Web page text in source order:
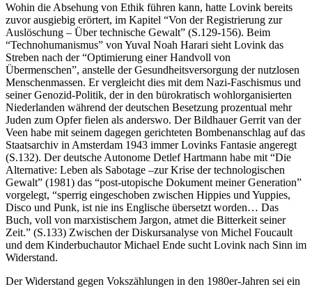
Wohin die Absehung von Ethik führen kann, hatte Lovink bereits
zuvor ausgiebig erörtert, im Kapitel “Von der Registrierung zur
Auslöschung – Über technische Gewalt” (S.129-156). Beim
“Technohumanismus” von Yuval Noah Harari sieht Lovink das
Streben nach der “Optimierung einer Handvoll von
Übermenschen”, anstelle der Gesundheitsversorgung der nutzlosen
Menschenmassen. Er vergleicht dies mit dem Nazi-Faschismus und
seiner Genozid-Politik, der in den bürokratisch wohlorganisierten
Niederlanden während der deutschen Besetzung prozentual mehr
Juden zum Opfer fielen als anderswo. Der Bildhauer Gerrit van der
Veen habe mit seinem dagegen gerichteten Bombenanschlag auf das
Staatsarchiv in Amsterdam 1943 immer Lovinks Fantasie angeregt
(S.132). Der deutsche Autonome Detlef Hartmann habe mit “Die
Alternative: Leben als Sabotage –zur Krise der technologischen
Gewalt” (1981) das “post-utopische Dokument meiner Generation”
vorgelegt, “sperrig eingeschoben zwischen Hippies und Yuppies,
Disco und Punk, ist nie ins Englische übersetzt worden… Das
Buch, voll von marxistischem Jargon, atmet die Bitterkeit seiner
Zeit.” (S.133) Zwischen der Diskursanalyse von Michel Foucault
und dem Kinderbuchautor Michael Ende sucht Lovink nach Sinn im
Widerstand.
Der Widerstand gegen Vokszählungen in den 1980er-Jahren sei ein